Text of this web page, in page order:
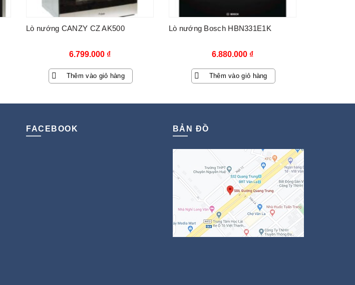
Lò nướng CANZY CZ AK500
6.799.000 ₫
Thêm vào giỏ hàng
Lò nướng Bosch HBN331E1K
6.880.000 ₫
Thêm vào giỏ hàng
FACEBOOK BẢN ĐỒ